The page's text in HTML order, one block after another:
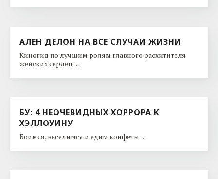
АЛЕН ДЕЛОН НА ВСЕ СЛУЧАИ ЖИЗНИ
Киногид по лучшим ролям главного расхитителя
женских сердец. ...
БУ: 4 НЕОЧЕВИДНЫХ ХОРРОРА К
ХЭЛЛОУИНУ
Боимся, веселимся и едим конфеты. ...